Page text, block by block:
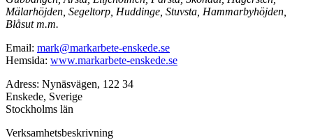
Mälarhöjden, Segeltorp, Huddinge, Stuvsta, Hammarbyhöjden,
Blåsut m.m.
Email: mark@markarbete-enskede.se
Hemsida: www.markarbete-enskede.se
Adress: Nynäsvägen, 122 34
Enskede, Sverige
Stockholms län
Verksamhetsbeskrivning